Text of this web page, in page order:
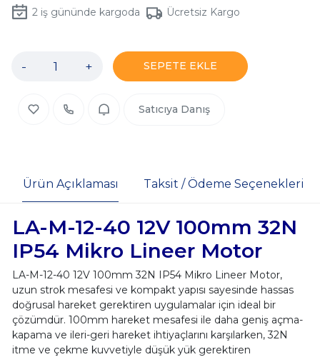
2iş gününde kargoda Ücretsiz Kargo
- + SEPETE EKLE
Satıcıya Danış
Ürün Açıklaması Taksit / Ödeme Seçenekleri
LA-M-12-40 12V 100mm 32N
IP54 Mikro Lineer Motor
LA-M-12-40 12V 100mm 32N IP54 Mikro Lineer Motor,
uzun strok mesafesi ve kompakt yapısı sayesinde hassas
doğrusal hareket gerektiren uygulamalar için ideal bir
çözümdür. 100mm hareket mesafesi ile daha geniş açma-
kapama ve ileri-geri hareket ihtiyaçlarını karşılarken, 32N
itme ve çekme kuvvetiyle düşük yük gerektiren